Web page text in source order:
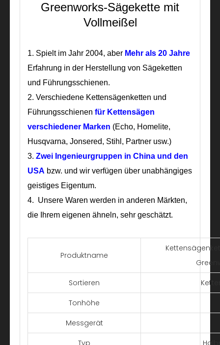
Greenworks-Sägekette mit
Vollmeißel
1. Spielt im Jahr 2004, aber Mehr als 20 Jahre
Erfahrung in der Herstellung von Sägeketten
und Führungsschienen.
2. Verschiedene Kettensägenketten und
Führungsschienen für Kettensägen
verschiedener Marken (Echo, Homelite,
Husqvarna, Jonsered, Stihl, Partner usw.)
3. Zwei Ingenieurgruppen in China und den
USA bzw. und wir verfügen über unabhängiges
geistiges Eigentum.
4. Unsere Waren werden in anderen Märkten,
die Ihrem eigenen ähneln, sehr geschätzt.
Produktname
Sortieren
Tonhöhe
Messgerät
Typ